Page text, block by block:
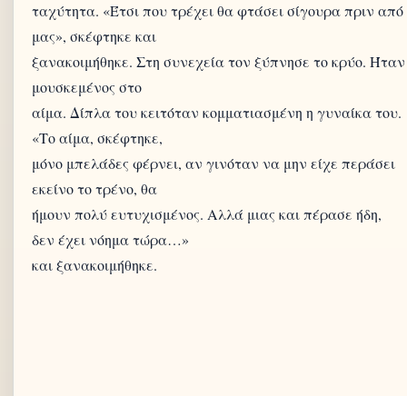
ταχύτητα. «Έτσι που τρέχει θα φτάσει σίγουρα πριν από
μας», σκέφτηκε και
ξανακοιμήθηκε. Στη συνεχεία τον ξύπνησε το κρύο. Ήταν
μουσκεμένος στο
αίμα. Δίπλα του κειτόταν κομματιασμένη η γυναίκα του.
«Το αίμα, σκέφτηκε,
μόνο μπελάδες φέρνει, αν γινόταν να μην είχε περάσει
εκείνο το τρένο, θα
ήμουν πολύ ευτυχισμένος. Αλλά μιας και πέρασε ήδη,
δεν έχει νόημα τώρα…»
και ξανακοιμήθηκε.